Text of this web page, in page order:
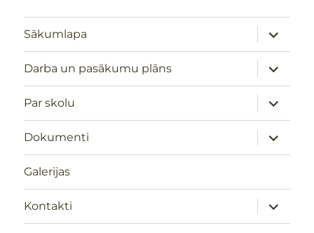
Sākumlapa
izvērst
Darba un pasākumu plāns
izvērst
Par skolu
izvērst
Dokumenti
izvērst
Galerijas
Kontakti
izvērst